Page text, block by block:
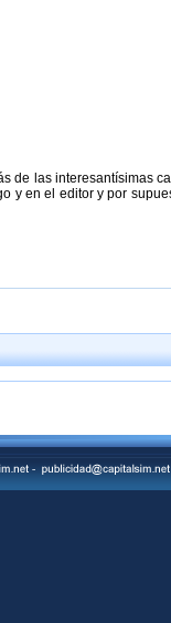
de las interesantísimas
y en el editor y por